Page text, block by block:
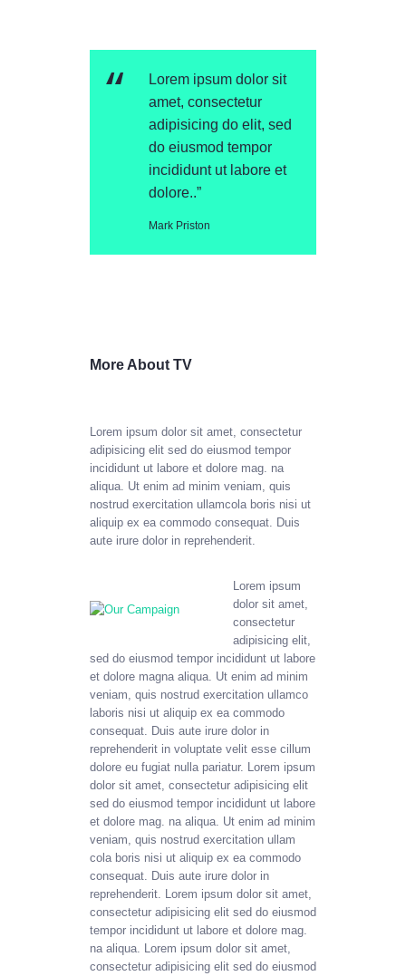
Lorem ipsum dolor sit
amet, consectetur
adipisicing do elit, sed
do eiusmod tempor
incididunt ut labore et
dolore..”
Mark Priston
More About TV
Lorem ipsum dolor sit amet, consectetur
adipisicing elit sed do eiusmod tempor
incididunt ut labore et dolore mag. na
aliqua. Ut enim ad minim veniam, quis
nostrud exercitation ullamcola boris nisi ut
aliquip ex ea commodo consequat. Duis
aute irure dolor in reprehenderit.
Lorem ipsum
dolor sit amet,
consectetur
adipisicing elit,
sed do eiusmod tempor incididunt ut labore
et dolore magna aliqua. Ut enim ad minim
veniam, quis nostrud exercitation ullamco
laboris nisi ut aliquip ex ea commodo
consequat. Duis aute irure dolor in
reprehenderit in voluptate velit esse cillum
dolore eu fugiat nulla pariatur. Lorem ipsum
dolor sit amet, consectetur adipisicing elit
sed do eiusmod tempor incididunt ut labore
et dolore mag. na aliqua. Ut enim ad minim
veniam, quis nostrud exercitation ullam
cola boris nisi ut aliquip ex ea commodo
consequat. Duis aute irure dolor in
reprehenderit. Lorem ipsum dolor sit amet,
consectetur adipisicing elit sed do eiusmod
tempor incididunt ut labore et dolore mag.
na aliqua. Lorem ipsum dolor sit amet,
consectetur adipisicing elit sed do eiusmod